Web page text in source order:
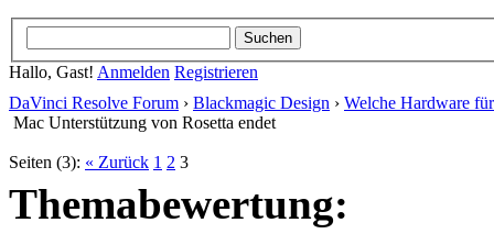
Hallo, Gast! Anmelden Registrieren
DaVinci Resolve Forum › Blackmagic Design › Welche Hardware
Mac Unterstützung von Rosetta endet
Seiten (3): « Zurück 1 2 3
Themabewertung: